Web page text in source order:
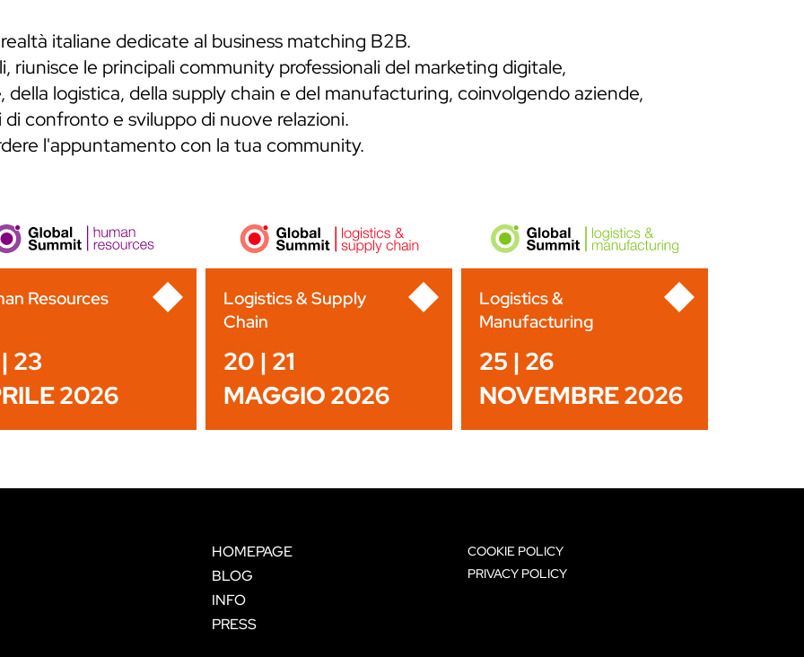
italiane dedicate al business matching B2B.
riunisce le principali community professionali del marketing digitale,
logistica, della supply chain e del manufacturing, coinvolgendo aziende,
confronto e sviluppo di nuove relazioni.
l'appuntamento con la tua community.
Resources
23
2026
Logistics & Supply
Chain
20 | 21
MAGGIO 2026
Logistics &
Manufacturing
25 | 26
NOVEMBRE 2026
HOMEPAGE
BLOG
INFO
PRESS
COOKIE POLICY
PRIVACY POLICY